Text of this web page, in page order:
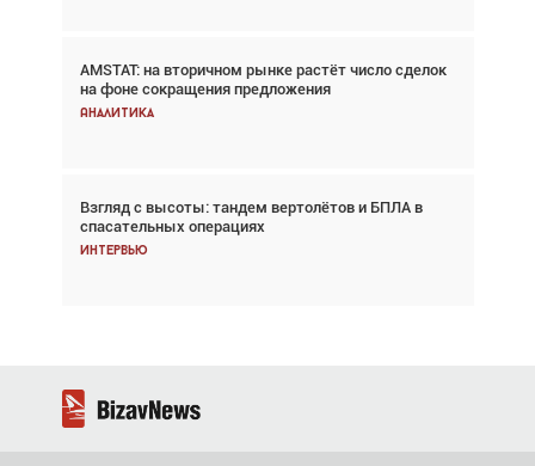
AMSTAT: на вторичном рынке растёт число сделок
на фоне сокращения предложения
Аналитика
Взгляд с высоты: тандем вертолётов и БПЛА в
спасательных операциях
Интервью
Проблемы с цепочками поставок сохраняются
Аналитика
Частный самолёт – это актив. Подходите к
покупке соответствующим образом
Интервью